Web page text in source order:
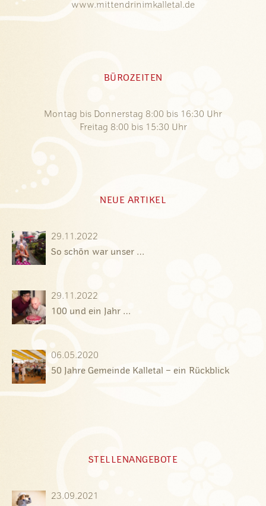
www.mittendrinimkalletal.de
BÜROZEITEN
Montag bis Donnerstag 8:00 bis 16:30 Uhr
Freitag 8:00 bis 15:30 Uhr
NEUE ARTIKEL
29.11.2022
So schön war unser …
29.11.2022
100 und ein Jahr …
06.05.2020
50 Jahre Gemeinde Kalletal – ein Rückblick
STELLENANGEBOTE
23.09.2021